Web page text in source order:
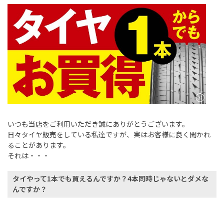
いつも当店をご利用いただき誠にありがとうございます。
日々タイヤ販売をしている私達ですが、実はお客様に良く聞かれ
ることがあります。
それは・・・
タイやって1本でも買えるんですか？4本同時じゃないとダメな
んですか？